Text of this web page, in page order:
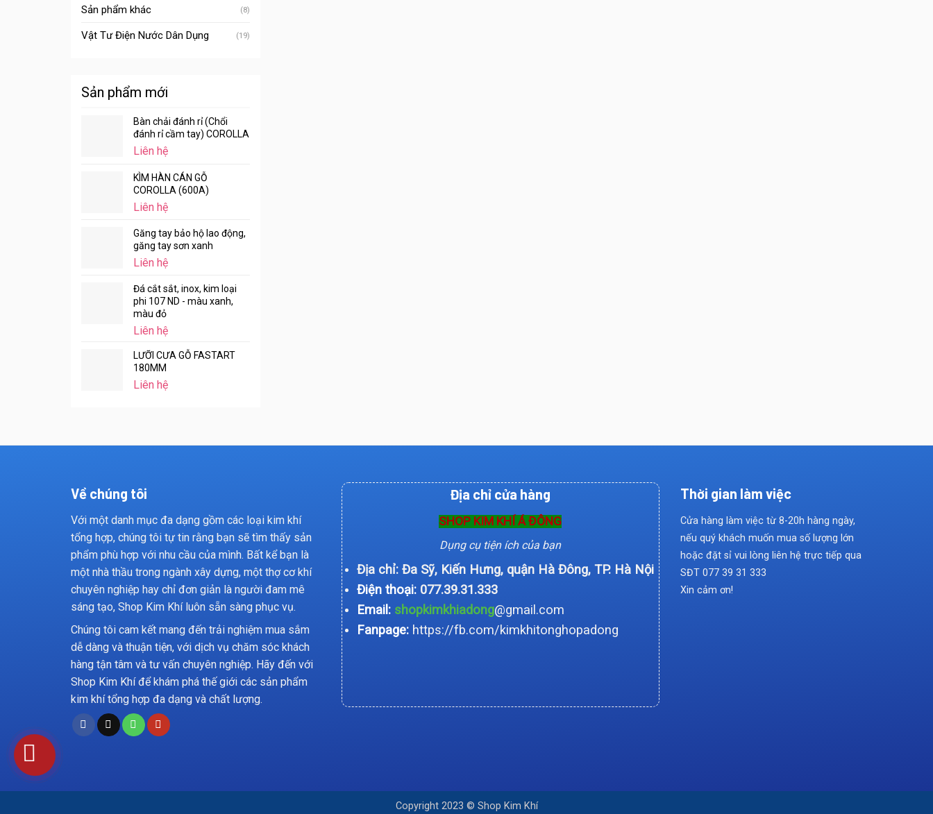
Sản phẩm khác (8)
Vật Tư Điện Nước Dân Dụng (19)
Sản phẩm mới
Bàn chải đánh rỉ (Chổi
đánh rỉ cầm tay) COROLLA
Liên hệ
KÌM HÀN CÁN GỖ
COROLLA (600A)
Liên hệ
Găng tay bảo hộ lao động,
găng tay sơn xanh
Liên hệ
Đá cắt sắt, inox, kim loại
phi 107 ND - màu xanh,
màu đỏ
Liên hệ
LƯỠI CƯA GỖ FASTART
180MM
Liên hệ
Về chúng tôi
Với một danh mục đa dạng gồm các loại kim khí
tổng hợp, chúng tôi tự tin rằng bạn sẽ tìm thấy sản
phẩm phù hợp với nhu cầu của mình. Bất kể bạn là
một nhà thầu trong ngành xây dựng, một thợ cơ khí
chuyên nghiệp hay chỉ đơn giản là người đam mê
sáng tạo, Shop Kim Khí luôn sẵn sàng phục vụ.
Chúng tôi cam kết mang đến trải nghiệm mua sắm
dễ dàng và thuận tiện, với dịch vụ chăm sóc khách
hàng tận tâm và tư vấn chuyên nghiệp. Hãy đến với
Shop Kim Khí để khám phá thế giới các sản phẩm
kim khí tổng hợp đa dạng và chất lượng.
Địa chỉ cửa hàng
SHOP KIM KHÍ Á ĐÔNG
Dụng cụ tiện ích của bạn
Địa chỉ: Đa Sỹ, Kiến Hưng, quận Hà Đông, TP. Hà Nội
Điện thoại: 077.39.31.333
Email:shopkimkhiadong@gmail.com
Fanpage: https://fb.com/kimkhitonghopadong
Thời gian làm việc
Cửa hàng làm việc từ 8-20h hàng ngày,
nếu quý khách muốn mua số lượng lớn
hoặc đặt sỉ vui lòng liên hệ trực tiếp qua
SĐT 077 39 31 333
Xin cảm ơn!
Copyright 2023 © Shop Kim Khí